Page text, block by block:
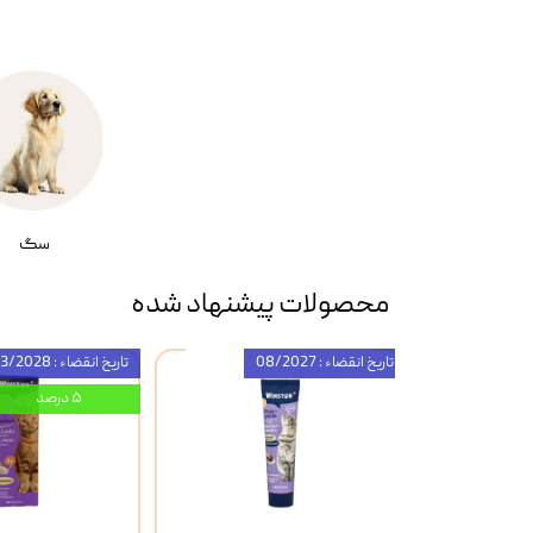
سگ
محصولات پیشنهاد شده
تاریخ انقضاء : 03/2028
۵ درصد
تاریخ انقضاء : 08/2027